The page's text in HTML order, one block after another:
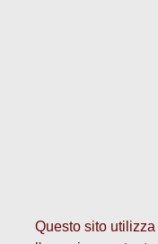
Questo sito